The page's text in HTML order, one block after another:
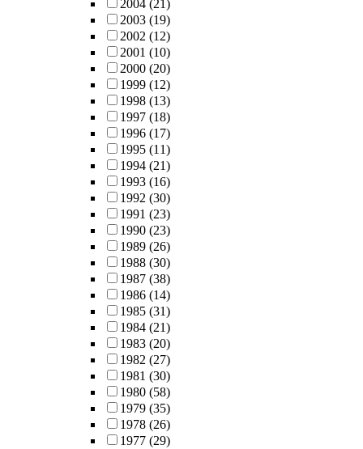
2004 (21)
2003 (19)
2002 (12)
2001 (10)
2000 (20)
1999 (12)
1998 (13)
1997 (18)
1996 (17)
1995 (11)
1994 (21)
1993 (16)
1992 (30)
1991 (23)
1990 (23)
1989 (26)
1988 (30)
1987 (38)
1986 (14)
1985 (31)
1984 (21)
1983 (20)
1982 (27)
1981 (30)
1980 (58)
1979 (35)
1978 (26)
1977 (29)